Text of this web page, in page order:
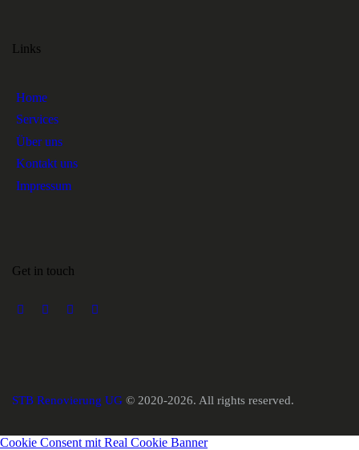
Links
Home
Services
Über uns
Kontakt uns
Impressum
Get in touch
STB Renovierung UG © 2020-2026. All rights reserved.
Cookie Consent mit Real Cookie Banner